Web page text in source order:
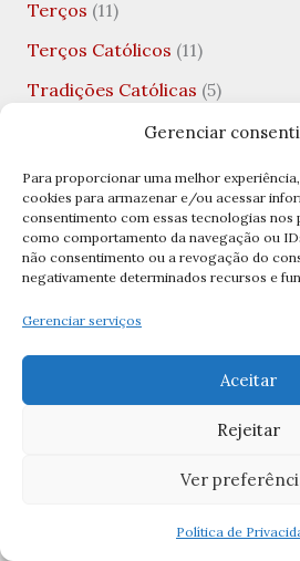
Gerenciar
Para proporcionar uma melhor
cookies para armazenar e/ou acessar
consentimento com essas tecnologias nos
como comportamento da navegação ou
não consentimento ou a revogação do
negativamente determinados recursos e
Gerenciar serviços
Aceitar
Rejeitar
Ver
Política de
Terços (11)
Terços Católicos (11)
Tradições Católicas (5)
Uncategorized(10)
Valentine's Day
Viagens Católicas (1)
Vida Financeira(1)
Virgem Santíssima(1)
Visitação de Nossa Senhora
Archives